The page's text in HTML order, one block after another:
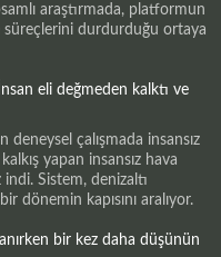
araştırmada, platformun
süreçlerini durdurduğu ortaya
eli değmeden kalktı ve
çalışmada insansız
yapan insansız hava
Sistem, denizaltı
dönemin kapısını aralıyor.
bir kez daha düşünün